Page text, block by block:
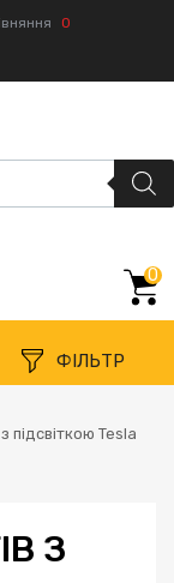
0
0
ФІЛЬТР
підсвіткою Tesla
З